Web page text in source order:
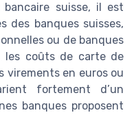
suisse, il est
des banques suisses,
ou de banques
les coûts de carte de
virements en euros ou
fortement d’un
banques proposent